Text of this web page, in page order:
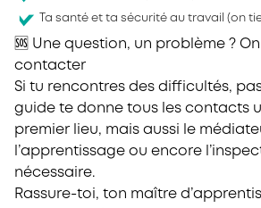
Ta santé et ta sécurité au travail (on
🆘 Une question, un problème ?
contacter
Si tu rencontres des difficultés,
guide te donne tous les contacts
premier lieu, mais aussi le
l’apprentissage ou encore
nécessaire.
Rassure-toi, ton maître